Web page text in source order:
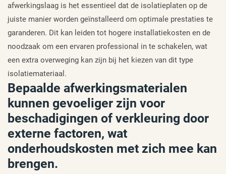
afwerkingslaag is het essentieel dat de isolatieplaten op de
juiste manier worden geïnstalleerd om optimale prestaties te
garanderen. Dit kan leiden tot hogere installatiekosten en de
noodzaak om een ervaren professional in te schakelen, wat
een extra overweging kan zijn bij het kiezen van dit type
isolatiemateriaal.
Bepaalde afwerkingsmaterialen
kunnen gevoeliger zijn voor
beschadigingen of verkleuring door
externe factoren, wat
onderhoudskosten met zich mee kan
brengen.